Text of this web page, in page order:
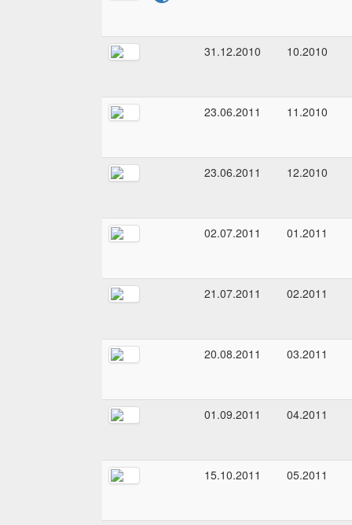
31.12.2010 10.2010
23.06.2011 11.2010
23.06.2011 12.2010
02.07.2011 01.2011
21.07.2011 02.2011
20.08.2011 03.2011
01.09.2011 04.2011
15.10.2011 05.2011